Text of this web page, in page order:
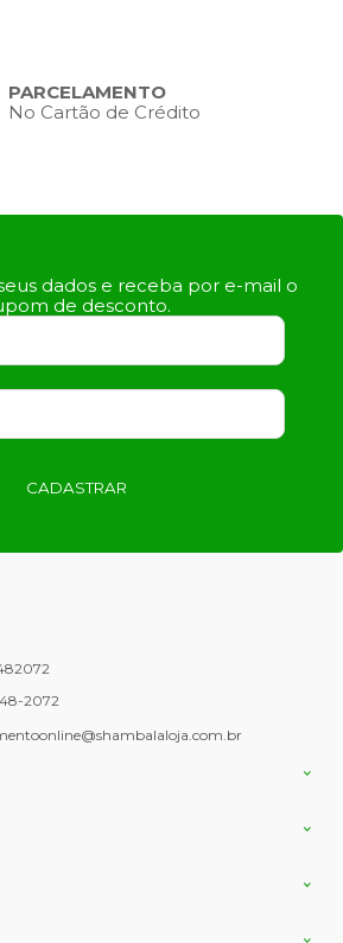
PARCELAMENTO
No Cartão de Crédito
dados e receba por e-mail o
de desconto.
CADASTRAR
2072